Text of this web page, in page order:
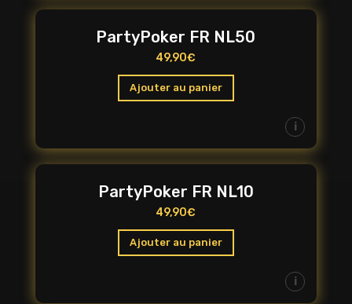
PartyPoker FR NL50
49,90€
Ajouter au panier
i
PartyPoker FR NL10
49,90€
Ajouter au panier
i